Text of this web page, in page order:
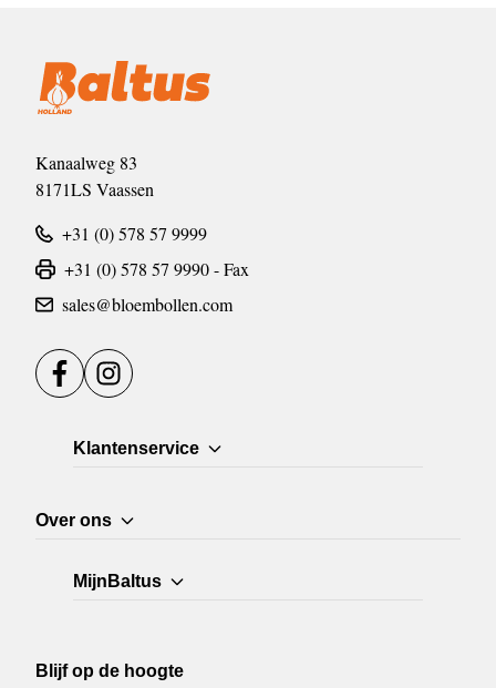
Kanaalweg 83
8171LS Vaassen
+31 (0) 578 57 9999
+31 (0) 578 57 9990 - Fax
sales@bloembollen.com
FacebookInstagram
Klantenservice
Over ons
MijnBaltus
Blijf op de hoogte